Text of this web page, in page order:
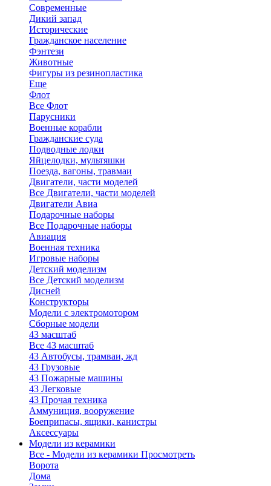
Современные
Дикий запад
Исторические
Гражданское население
Фэнтези
Животные
Фигуры из резинопластика
Еще
Флот
Все Флот
Парусники
Военные корабли
Гражданские суда
Подводные лодки
Яйцелодки, мультяшки
Поезда, вагоны, травмаи
Двигатели, части моделей
Все Двигатели, части моделей
Двигатели Авиа
Подарочные наборы
Все Подарочные наборы
Авиация
Военная техника
Игровые наборы
Детский моделизм
Все Детский моделизм
Дисней
Конструкторы
Модели с электромотором
Сборные модели
43 масштаб
Все 43 масштаб
43 Автобусы, трамваи, жд
43 Грузовые
43 Пожарные машины
43 Легковые
43 Прочая техника
Аммуниция, вооружение
Боеприпасы, ящики, канистры
Аксессуары
Модели из керамики
Все - Модели из керамики Просмотреть
Ворота
Дома